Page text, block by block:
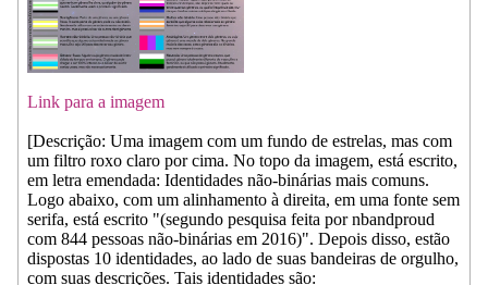
Link para a imagem
[Descrição: Uma imagem com um fundo de estrelas, mas com
um filtro roxo claro por cima. No topo da imagem, está escrito,
em letra emendada: Identidades não-binárias mais comuns.
Logo abaixo, com um alinhamento à direita, em uma fonte sem
serifa, está escrito "(segundo pesquisa feita por nbandproud
com 844 pessoas não-binárias em 2016)". Depois disso, estão
dispostas 10 identidades, ao lado de suas bandeiras de orgulho,
com suas descrições. Tais identidades são: